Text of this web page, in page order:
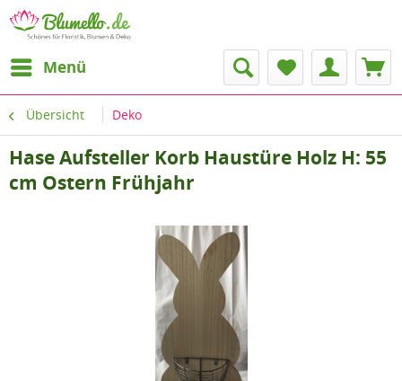
Menü
Übersicht Deko
Hase Aufsteller Korb Haustüre Holz H: 55
cm Ostern Frühjahr